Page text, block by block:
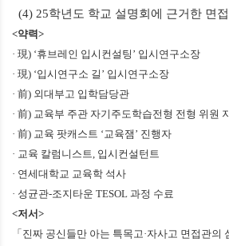
(4) 25학년도 학교 설명회에 근거한 면
<약력 >
· 現) ‘휴브레인 입시컨설팅 ’ 입시연구소장
· 現) ‘입시연구소 길 ’ 입시연구소장
· 前) 외대부고 입학담당관
· 前) 교육부 주관 자기주도학습전형 전형 위원
· 前) 교육 팟캐스트 ‘ 교육잼 ’ 진행자
· 교육 칼럼니스트 입시컨설턴트
· 연세대학교 교육학 석사
· 성균관-조지타운 TESOL 과정 수료
<저서 >
「진짜 공신들만 아는 특목고 ·자사고 면접관의